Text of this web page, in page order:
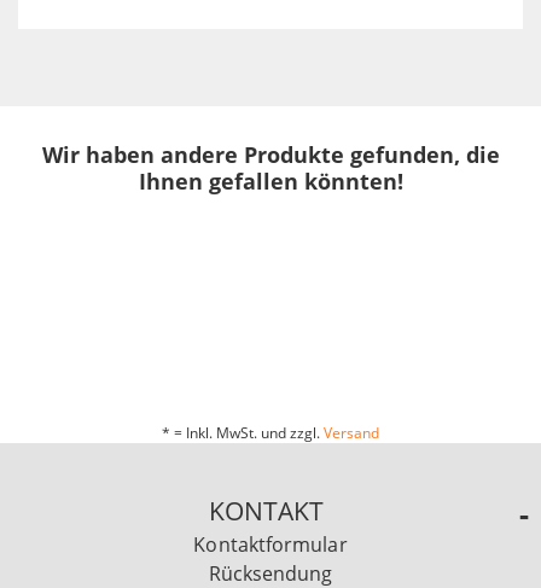
Wir haben andere Produkte gefunden, die
Ihnen gefallen könnten!
* = Inkl. MwSt. und zzgl.Versand
KONTAKT
Kontaktformular
Rücksendung